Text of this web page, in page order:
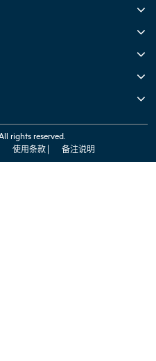
rights reserved.
使用条款 备注说明